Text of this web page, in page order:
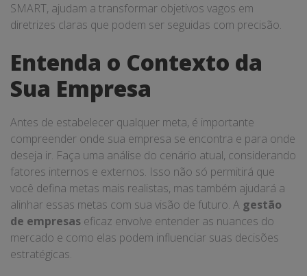
SMART, ajudam a transformar objetivos vagos em
diretrizes claras que podem ser seguidas com precisão.
Entenda o Contexto da
Sua Empresa
Antes de estabelecer qualquer meta, é importante
compreender onde sua empresa se encontra e para onde
deseja ir. Faça uma análise do cenário atual, considerando
fatores internos e externos. Isso não só permitirá que
você defina metas mais realistas, mas também ajudará a
alinhar essas metas com sua visão de futuro. A gestão
de empresas eficaz envolve entender as nuances do
mercado e como elas podem influenciar suas decisões
estratégicas.